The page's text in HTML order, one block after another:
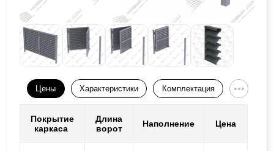
Цены Характеристики Комплектация
Покрытие
каркаса
Длина
ворот
Наполнение Цена